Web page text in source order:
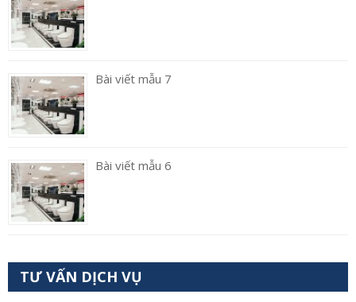
Bài viết mẫu 7
Bài viết mẫu 6
TƯ VẤN DỊCH VỤ